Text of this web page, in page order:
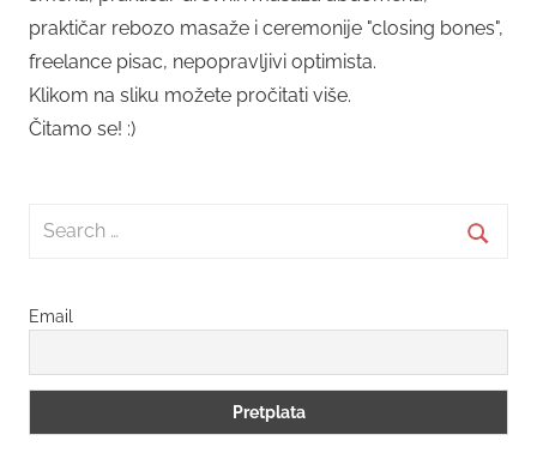
praktičar rebozo masaže i ceremonije "closing bones",
freelance pisac, nepopravljivi optimista.
Klikom na sliku možete pročitati više.
Čitamo se! :)
Search
Email